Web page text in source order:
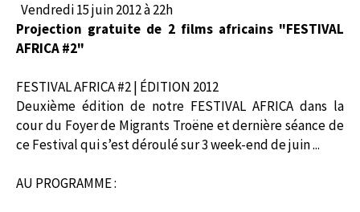
Vendredi 15 juin 2012 à 22h
Projection gratuite de 2 films africains "FESTIVAL
AFRICA #2"
FESTIVAL AFRICA #2 | ÉDITION 2012
Deuxième édition de notre FESTIVAL AFRICA dans la
cour du Foyer de Migrants Troëne et dernière séance de
ce Festival qui s’est déroulé sur 3 week-end de juin ...
AU PROGRAMME :